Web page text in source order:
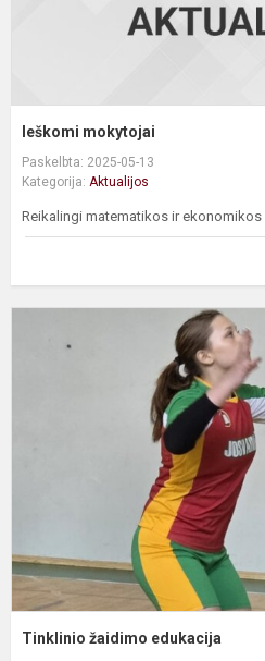
Ieškomi mokytojai
Paskelbta: 2025-05-13
Kategorija: Aktualijos
Reikalingi matematikos ir ekonomikos
Tinklinio žaidimo edukacija